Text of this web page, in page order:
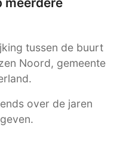
tussen de buurt
Noord, gemeente
over de jaren